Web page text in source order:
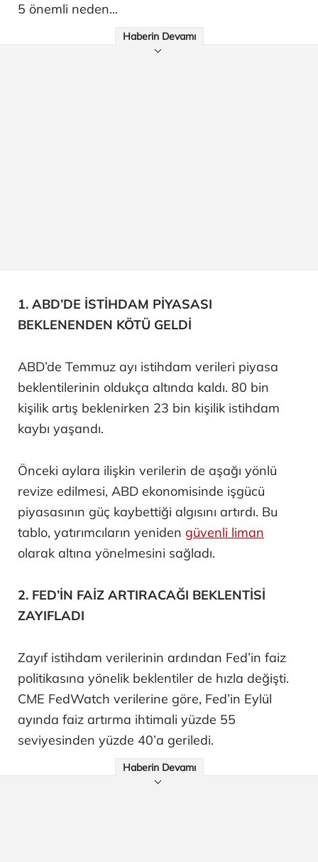
5 önemli neden...
Haberin Devamı
1. ABD’DE İSTİHDAM PİYASASI
BEKLENENDEN KÖTÜ GELDİ
ABD’de Temmuz ayı istihdam verileri piyasa
beklentilerinin oldukça altında kaldı. 80 bin
kişilik artış beklenirken 23 bin kişilik istihdam
kaybı yaşandı.
Önceki aylara ilişkin verilerin de aşağı yönlü
revize edilmesi, ABD ekonomisinde işgücü
piyasasının güç kaybettiği algısını artırdı. Bu
tablo, yatırımcıların yeniden güvenli liman
olarak altına yönelmesini sağladı.
2. FED’İN FAİZ ARTIRACAĞI BEKLENTİSİ
ZAYIFLADI
Zayıf istihdam verilerinin ardından Fed’in faiz
politikasına yönelik beklentiler de hızla değişti.
CME FedWatch verilerine göre, Fed’in Eylül
ayında faiz artırma ihtimali yüzde 55
seviyesinden yüzde 40’a geriledi.
Haberin Devamı